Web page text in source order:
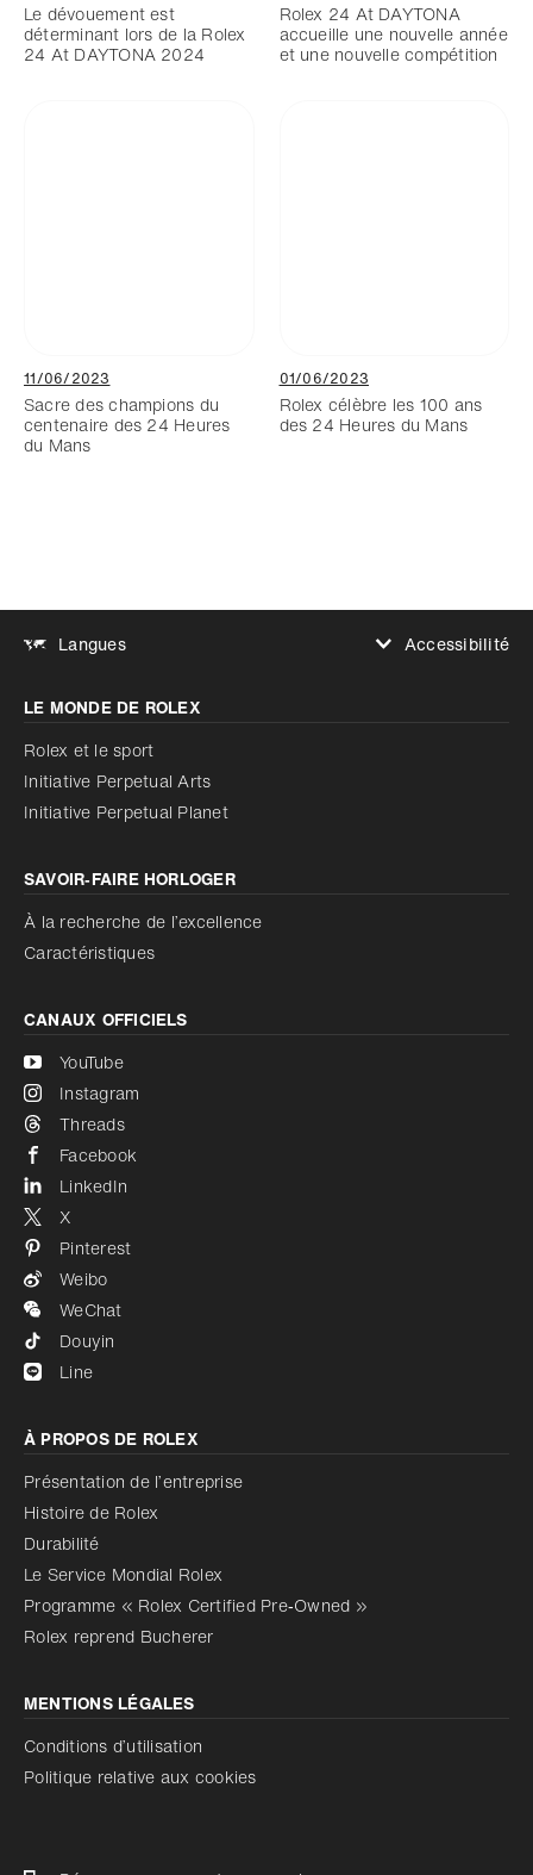
Le dévouement est
déterminant lors de la Rolex
24 At DAYTONA 2024
Rolex 24 At DAYTONA
accueille une nouvelle année
et une nouvelle compétition
11/06/2023
Sacre des champions du
centenaire des 24 Heures
du Mans
01/06/2023
Rolex célèbre les 100 ans
des 24 Heures du Mans
Langues
Accessibilité
Augmenter le contraste
Désactivé
Réduire les animations
Réduire les animations
Désactivé
LE MONDE DE ROLEX
Rolex et le sport
Initiative Perpetual Arts
Initiative Perpetual Planet
SAVOIR‑FAIRE HORLOGER
À la recherche de l’excellence
Caractéristiques
CANAUX OFFICIELS
YouTube
Instagram
Threads
Facebook
LinkedIn
X
Pinterest
Weibo
WeChat
Douyin
Line
À PROPOS DE ROLEX
Présentation de l’entreprise
Histoire de Rolex
Durabilité
Le Service Mondial Rolex
Programme « Rolex Certified Pre‑Owned »
Rolex reprend Bucherer
MENTIONS LÉGALES
Conditions d’utilisation
Politique relative aux cookies